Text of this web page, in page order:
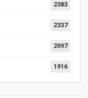
2383
2337
2097
1916